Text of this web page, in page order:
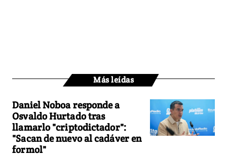
Más leídas
Daniel Noboa responde a
Osvaldo Hurtado tras
llamarlo "criptodictador":
"Sacan de nuevo al cadáver en
formol"